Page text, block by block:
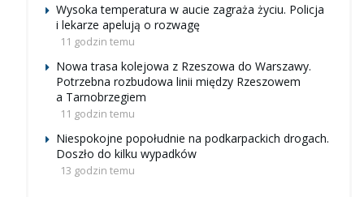
Wysoka temperatura w aucie zagraża życiu. Policja
i lekarze apelują o rozwagę
11 godzin temu
Nowa trasa kolejowa z Rzeszowa do Warszawy.
Potrzebna rozbudowa linii między Rzeszowem
a Tarnobrzegiem
11 godzin temu
Niespokojne popołudnie na podkarpackich drogach.
Doszło do kilku wypadków
13 godzin temu